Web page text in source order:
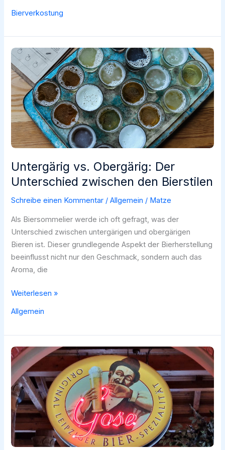
Wie
schmeckt
der
Pfälzer
Klassiker?
Bierverkostung
Untergärig vs. Obergärig: Der
Unterschied zwischen den Bierstilen
Schreibe einen Kommentar /Allgemein / Matze
Als Biersommelier werde ich oft gefragt, was der
Unterschied zwischen untergärigen und obergärigen
Bieren ist. Dieser grundlegende Aspekt der Bierherstellung
beeinflusst nicht nur den Geschmack, sondern auch das
Aroma, die
Untergärig
Obergärig:
zwischen
den
Bierstilen
Weiterlesen »
Allgemein